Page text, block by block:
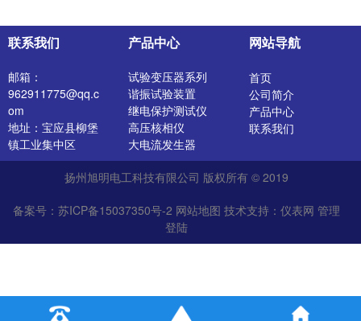
联系我们
邮箱：
962911775@qq.c
om
地址：宝应县柳堡
镇工业集中区
产品中心
试验变压器系列
谐振试验装置
继电保护测试仪
高压核相仪
大电流发生器
开关特性测试仪
高压发生器
介质损耗测试仪
直流电阻测试仪
绝缘油介电强度测
仪
真空滤油机
网站导航
首页
公司简介
产品中心
联系我们
扬州旭明电工科技有限公司 版权所有 © 2019
备案号：苏ICP备15037350号-2 网站地图 技术支持： 仪表网 管理
登陆
苏公网安备 32102302010527